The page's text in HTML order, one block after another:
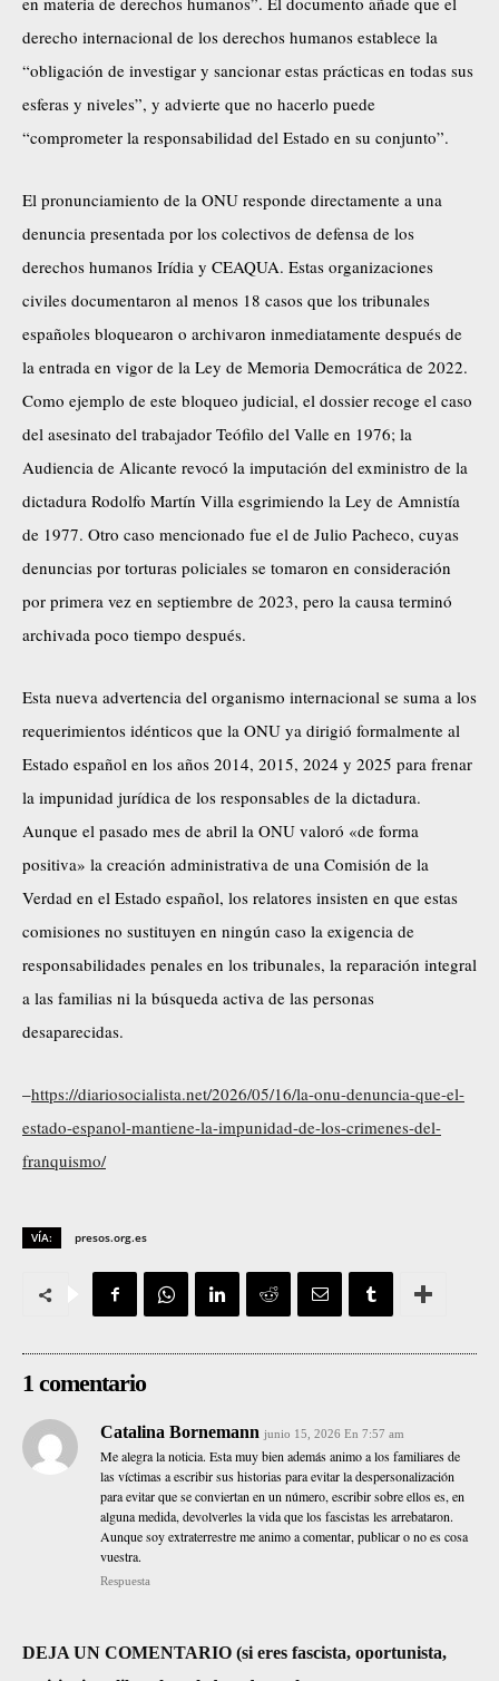
derecho internacional de los derechos humanos establece la
“obligación de investigar y sancionar estas prácticas en todas sus
esferas y niveles”, y advierte que no hacerlo puede
“comprometer la responsabilidad del Estado en su conjunto”.
El pronunciamiento de la ONU responde directamente a una
denuncia presentada por los colectivos de defensa de los
derechos humanos Irídia y CEAQUA. Estas organizaciones
civiles documentaron al menos 18 casos que los tribunales
españoles bloquearon o archivaron inmediatamente después de
la entrada en vigor de la Ley de Memoria Democrática de 2022.
Como ejemplo de este bloqueo judicial, el dossier recoge el caso
del asesinato del trabajador Teófilo del Valle en 1976; la
Audiencia de Alicante revocó la imputación del exministro de la
dictadura Rodolfo Martín Villa esgrimiendo la Ley de Amnistía
de 1977. Otro caso mencionado fue el de Julio Pacheco, cuyas
denuncias por torturas policiales se tomaron en consideración
por primera vez en septiembre de 2023, pero la causa terminó
archivada poco tiempo después.
Esta nueva advertencia del organismo internacional se suma a los
requerimientos idénticos que la ONU ya dirigió formalmente al
Estado español en los años 2014, 2015, 2024 y 2025 para frenar
la impunidad jurídica de los responsables de la dictadura.
Aunque el pasado mes de abril la ONU valoró «de forma
positiva» la creación administrativa de una Comisión de la
Verdad en el Estado español, los relatores insisten en que estas
comisiones no sustituyen en ningún caso la exigencia de
responsabilidades penales en los tribunales, la reparación integral
a las familias ni la búsqueda activa de las personas
desaparecidas.
–https://diariosocialista.net/2026/05/16/la-onu-denuncia-que-el-
estado-espanol-mantiene-la-impunidad-de-los-crimenes-del-
franquismo/
VÍA: presos.org.es
1 comentario
Catalina Bornemann junio 15, 2026 En 7:57 am
Me alegra la noticia. Esta muy bien además animo a los familiares de
las víctimas a escribir sus historias para evitar la despersonalización
para evitar que se conviertan en un número, escribir sobre ellos es, en
alguna medida, devolverles la vida que los fascistas les arrebataron.
Aunque soy extraterrestre me animo a comentar, publicar o no es cosa
vuestra.
Respuesta
DEJA UN COMENTARIO (si eres fascista, oportunista,